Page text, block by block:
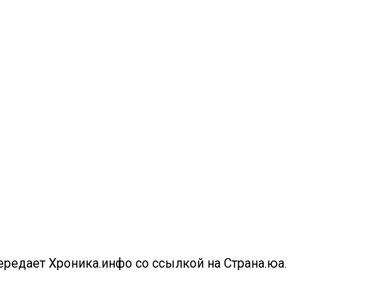
Хроника.инфо со ссылкой на Страна.юа.